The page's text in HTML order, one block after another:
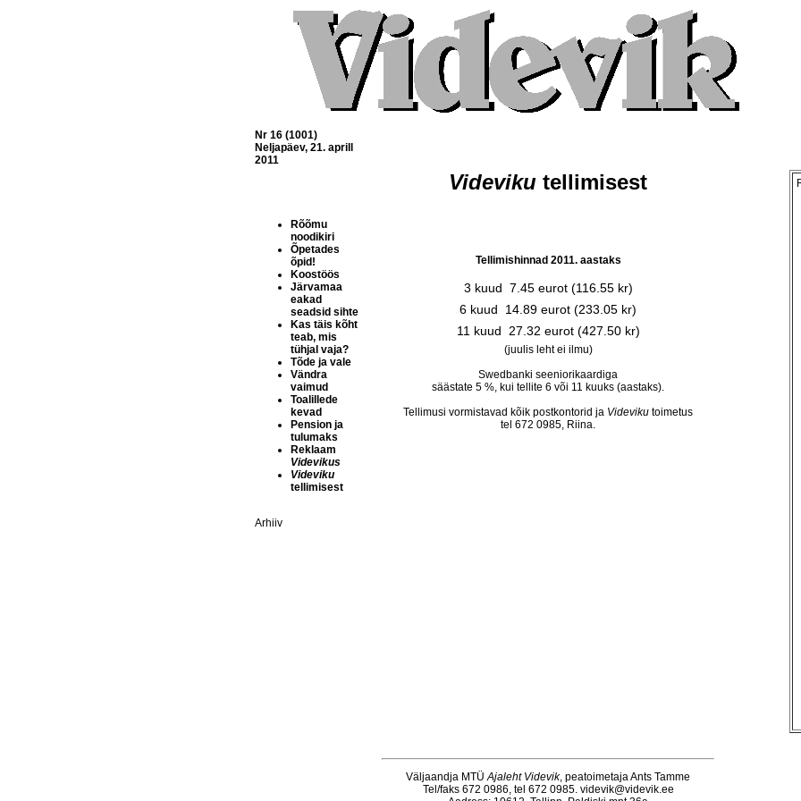
Nr 16 (1001)
Neljapäev, 21. aprill
2011
Rõõmu
noodikiri
Õpetades
õpid!
Koostöös
Järvamaa
eakad
seadsid sihte
Kas täis kõht
teab, mis
tühjal vaja?
Tõde ja vale
Vändra
vaimud
Toalillede
kevad
Pension ja
tulumaks
Reklaam
Videvikus
Videviku
tellimisest
Arhiiv
Videviku tellimisest
Tellimishinnad 2011. aastaks
3 kuud  7.45 eurot (116.55 kr)
6 kuud  14.89 eurot (233.05 kr)
11 kuud  27.32 eurot (427.50 kr)
(juulis leht ei ilmu)
Swedbanki seeniorikaardiga
säästate 5 %, kui tellite 6 või 11 kuuks (aastaks).
Tellimusi vormistavad kõik postkontorid ja Videviku toimetus
tel 672 0985, Riina.
Väljaandja MTÜAjaleht Videvik, peatoimetaja Ants Tamme
Tel/faks 672 0986, tel 672 0985. videvik@videvik.ee